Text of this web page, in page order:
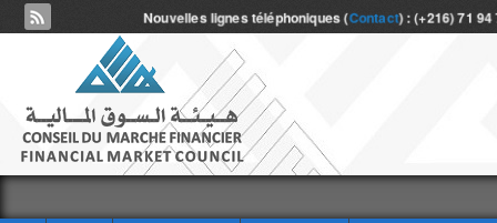
Nouvelles lignes téléphoniques (Contact) : (+216) 71